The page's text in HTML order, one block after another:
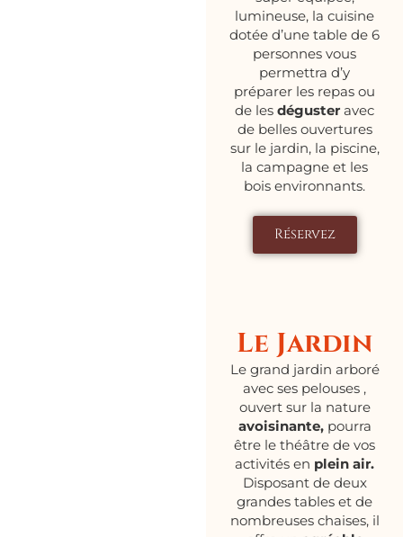
lumineuse, la cuisine
dotée d’une table de 6
personnes vous
permettra d’y
préparer les repas ou
de lesdéguster avec
de belles ouvertures
sur le jardin, la piscine,
la campagne et les
bois environnants.
Réservez
Le Jardin
Le grand jardin arboré
avec ses pelouses ,
ouvert sur la nature
avoisinante,pourra
être le théâtre de vos
activités en plein air.
Disposant de deux
grandes tables et de
nombreuses chaises, il